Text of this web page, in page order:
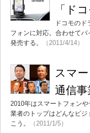
「ド
ドコモの
フォンに対応。合わせて
発売する。
（2011/4/14）
スマ
通信
2010年はスマートフォン
業者のトップはどんなビ
こう。
（2011/1/5）